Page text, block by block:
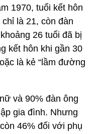
1970, tuổi kết hôn
là 21, còn đàn
26 tuổi đã bị
kết hôn khi gần 30
là kẻ “lầm đường
và 90% đàn ông
gia đình. Nhưng
46% đối với phụ